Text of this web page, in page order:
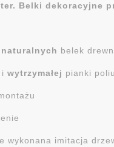
Belki dekoracyjne
naturalnych belek
i wytrzymałej pianki
wykonana imitacja